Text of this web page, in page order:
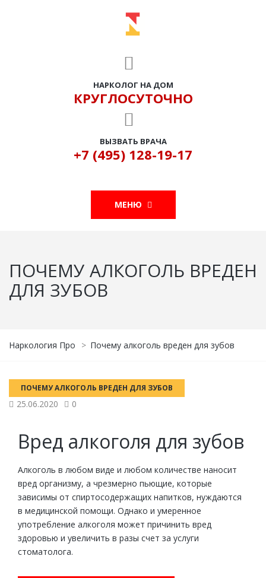
НАРКОЛОГ НА ДОМ
КРУГЛОСУТОЧНО
ВЫЗВАТЬ ВРАЧА
+7 (495) 128-19-17
МЕНЮ
ПОЧЕМУ АЛКОГОЛЬ ВРЕДЕН
ДЛЯ ЗУБОВ
Наркология Про > Почему алкоголь вреден для зубов
ПОЧЕМУ АЛКОГОЛЬ ВРЕДЕН ДЛЯ ЗУБОВ
25.06.2020 0
Вред алкоголя для зубов
Алкоголь в любом виде и любом количестве наносит
вред организму, а чрезмерно пьющие, которые
зависимы от спиртосодержащих напитков, нуждаются
в медицинской помощи. Однако и умеренное
употребление алкоголя может причинить вред
здоровью и увеличить в разы счет за услуги
стоматолога.